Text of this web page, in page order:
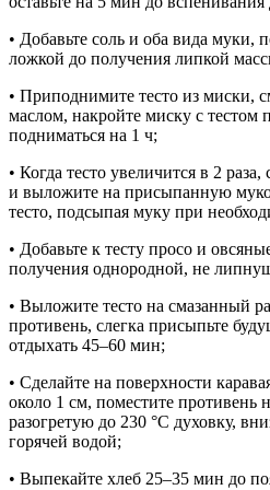
• Добавьте соль и оба вида муки,
ложкой до получения липкой
• Приподнимите тесто из миски,
маслом, накройте миску с тестом
подниматься на 1 ч;
• Когда тесто увеличится в 2
и выложите на присыпанную
тесто, подсыпая муку при
• Добавьте к тесту просо и
получения однородной, не
• Выложите тесто на смазанный
противень, слегка присыпьте
отдыхать 45–60 мин;
• Сделайте на поверхности
около 1 см, поместите противень
разогретую до 230 °С духовку,
горячей водой;
• Выпекайте хлеб 25–35 мин до